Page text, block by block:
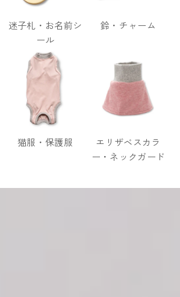
迷子札・お名前シ
ール
鈴・チャーム
猫服・保護服
エリザベスカラ
ー・ネックガード